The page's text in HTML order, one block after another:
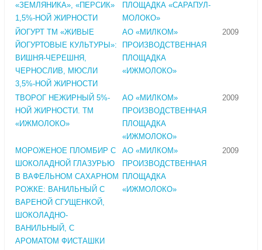
«ЗЕМЛЯНИКА», «ПЕРСИК»
1,5%-НОЙ ЖИРНОСТИ
ПЛОЩАДКА «САРАПУЛ-
МОЛОКО»
ЙОГУРТ ТМ «ЖИВЫЕ
ЙОГУРТОВЫЕ КУЛЬТУРЫ»:
ВИШНЯ-ЧЕРЕШНЯ,
ЧЕРНОСЛИВ, МЮСЛИ
3,5%-НОЙ ЖИРНОСТИ
АО «МИЛКОМ»
ПРОИЗВОДСТВЕННАЯ
ПЛОЩАДКА
«ИЖМОЛОКО»
2009
ТВОРОГ НЕЖИРНЫЙ 5%-
НОЙ ЖИРНОСТИ. ТМ
«ИЖМОЛОКО»
АО «МИЛКОМ»
ПРОИЗВОДСТВЕННАЯ
ПЛОЩАДКА
«ИЖМОЛОКО»
2009
МОРОЖЕНОЕ ПЛОМБИР С
ШОКОЛАДНОЙ ГЛАЗУРЬЮ
В ВАФЕЛЬНОМ САХАРНОМ
РОЖКЕ: ВАНИЛЬНЫЙ С
ВАРЕНОЙ СГУЩЕНКОЙ,
ШОКОЛАДНО-
ВАНИЛЬНЫЙ, С
АРОМАТОМ ФИСТАШКИ
АО «МИЛКОМ»
ПРОИЗВОДСТВЕННАЯ
ПЛОЩАДКА
«ИЖМОЛОКО»
2009